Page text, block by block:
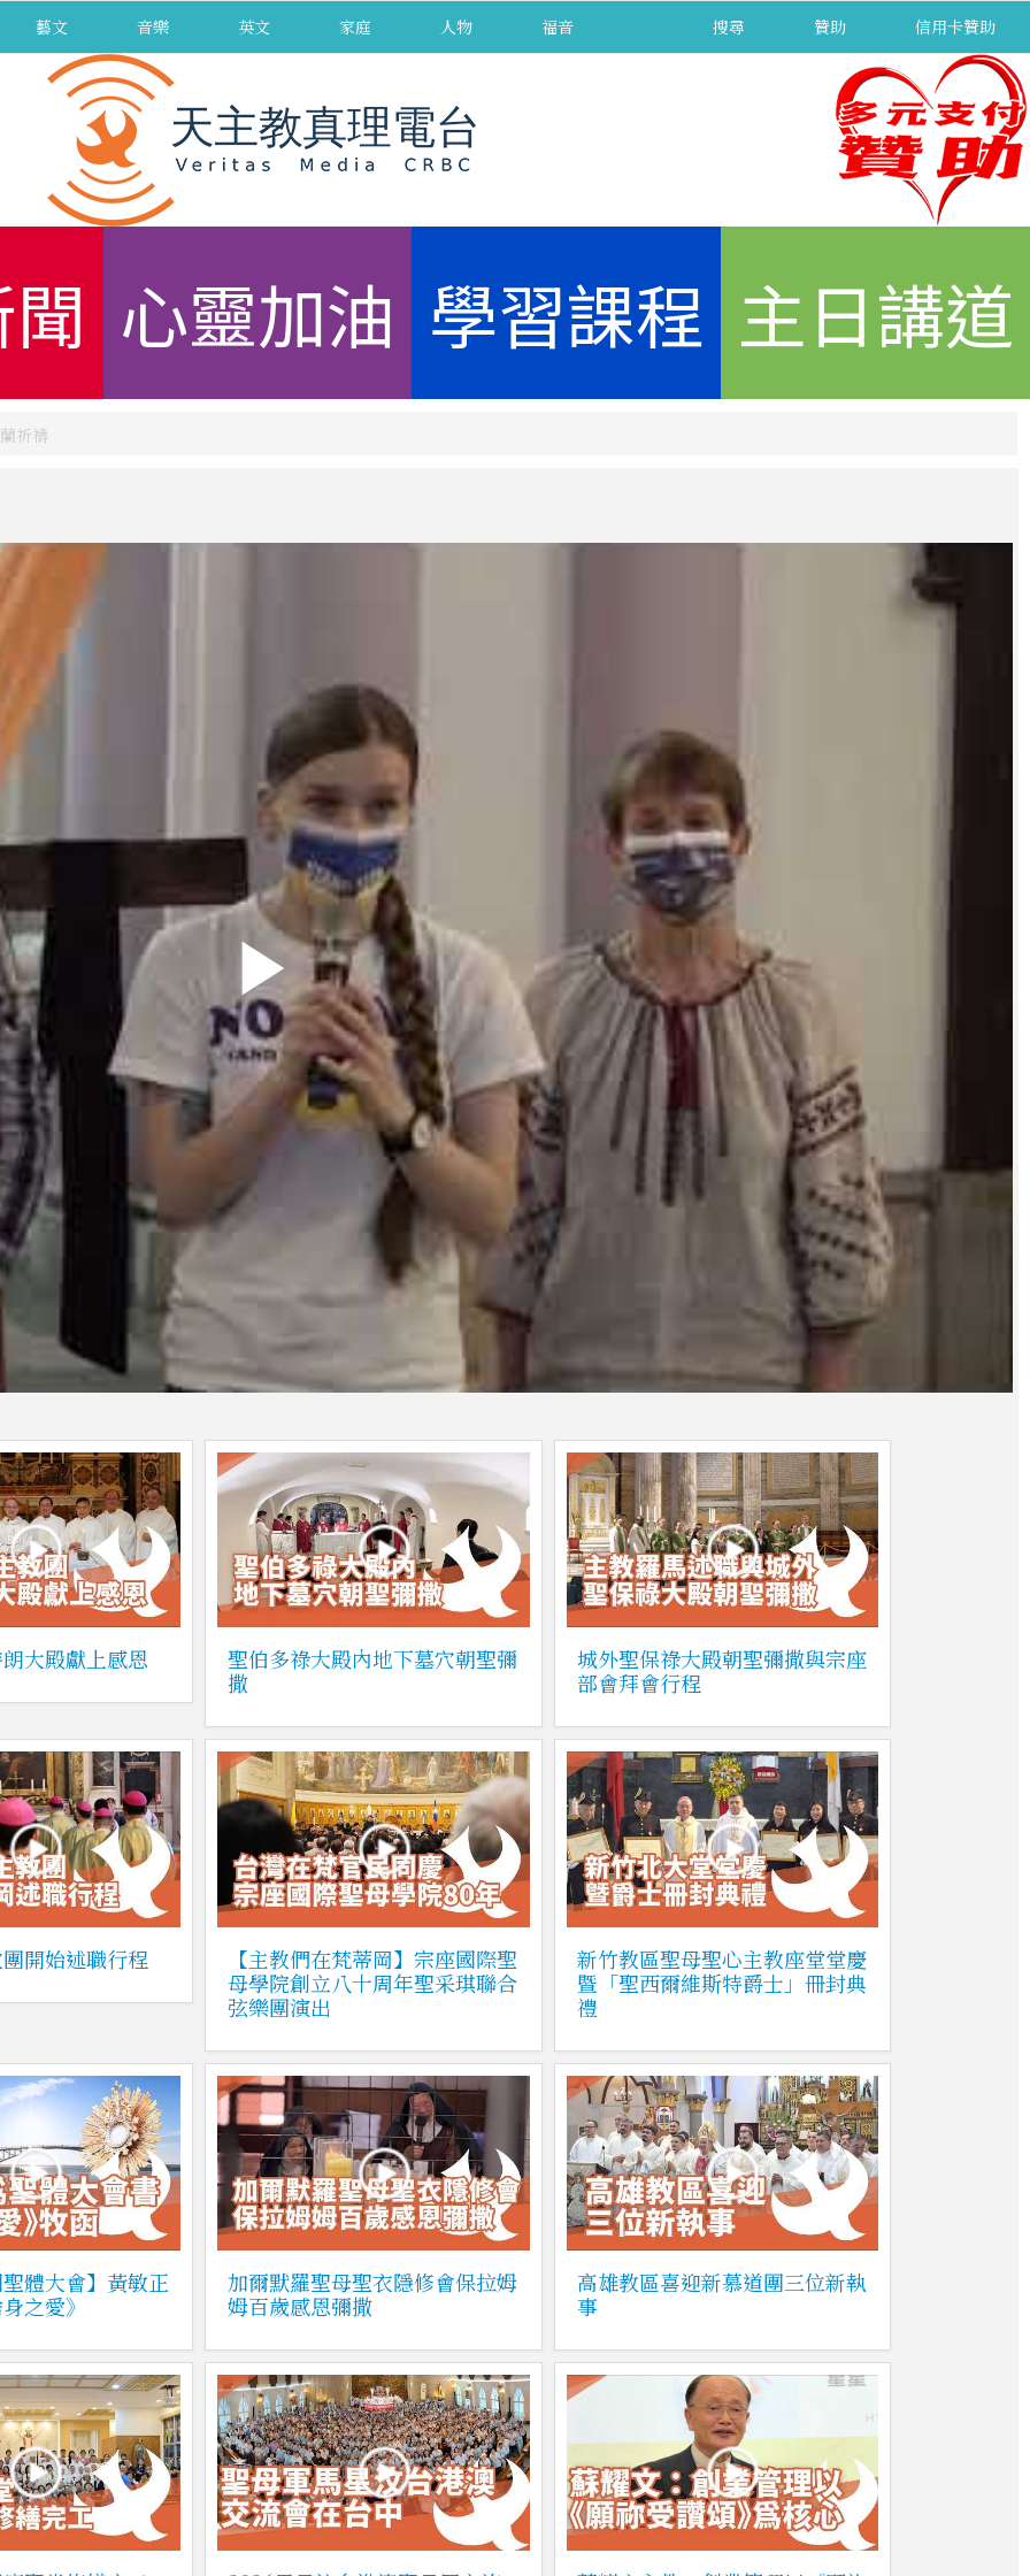
藝文 音樂 英文 家庭 人物 福音 搜尋 贊助 信用卡贊助
心靈加油 學習課程 主日講道
祈禱
大殿獻上感恩
聖伯多祿大殿內地下墓穴朝聖彌
撒
城外聖保祿大殿朝聖彌撒與宗座
部會拜會行程
開始述職行程
【主教們在梵蒂岡】宗座國際聖
母學院創立八十周年聖采琪聯合
弦樂團演出
新竹教區聖母聖心主教座堂堂慶
暨「聖西爾維斯特爵士」冊封典
禮
體大會】黃敏正
之愛》
加爾默羅聖母聖衣隱修會保拉姆
姆百歲感恩彌撒
高雄教區喜迎新慕道團三位新執
事